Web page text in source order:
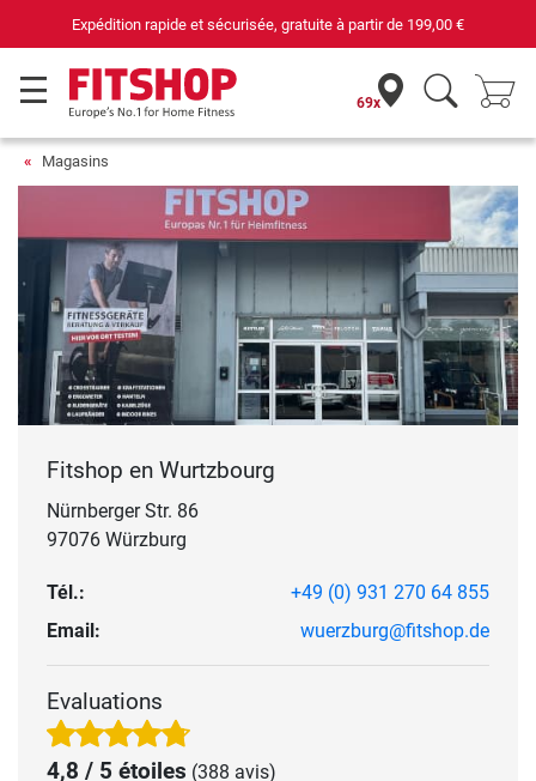
gratuite à partir de199,00 €
69x
Magasins
Fitshop en Wurtzbourg
Nürnberger Str. 86
97076 Würzburg
Tél.:
+49 (0) 931 270 64 855
Email:
wuerzburg@fitshop.de
Evaluations
4,8 / 5 étoiles (388 avis)